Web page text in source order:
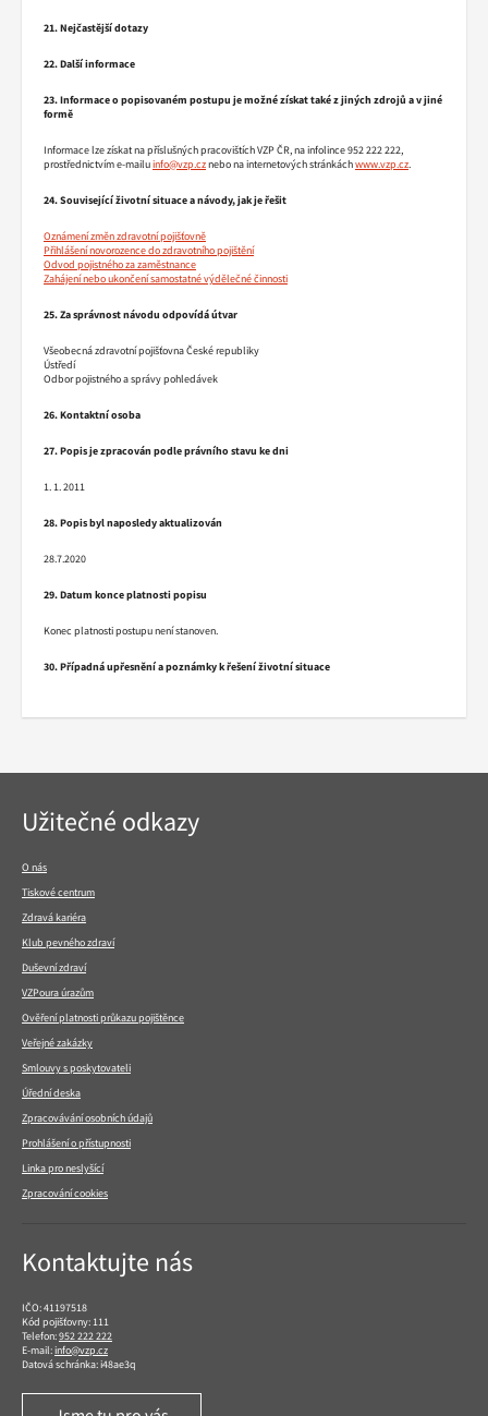
21. Nejčastější dotazy
22. Další informace
23. Informace o popisovaném postupu je možné získat také z jiných zdrojů a v jiné
formě
Informace lze získat na příslušných pracovištích VZP ČR, na infolince 952 222 222,
prostřednictvím e-mailuinfo@vzp.cznebo na internetových stránkáchwww.vzp.cz.
24. Související životní situace a návody, jak je řešit
Oznámení změn zdravotní pojišťovně
Přihlášení novorozence do zdravotního pojištění
Odvod pojistného za zaměstnance
Zahájení nebo ukončení samostatné výdělečné činnosti
25. Za správnost návodu odpovídá útvar
Všeobecná zdravotní pojišťovna České republiky
Ústředí
Odbor pojistného a správy pohledávek
26. Kontaktní osoba
27. Popis je zpracován podle právního stavu ke dni
1. 1. 2011
28. Popis byl naposledy aktualizován
28.7.2020
29. Datum konce platnosti popisu
Konec platnosti postupu není stanoven.
30. Případná upřesnění a poznámky k řešení životní situace
Navigace
v
Užitečné odkazy
O nás
Tiskové centrum
Zdravá kariéra
Klub pevného zdraví
Duševní zdraví
VZPoura úrazům
Ověření platnosti průkazu pojištěnce
Veřejné zakázky
Smlouvy s poskytovateli
Úřední deska
Zpracovávání osobních údajů
Prohlášení o přístupnosti
Linka pro neslyšící
Zpracování cookies
Kontaktujte nás
IČO: 41197518
Kód pojišťovny: 111
Telefon:952 222 222
E-mail:info@vzp.cz
Datová schránka: i48ae3q